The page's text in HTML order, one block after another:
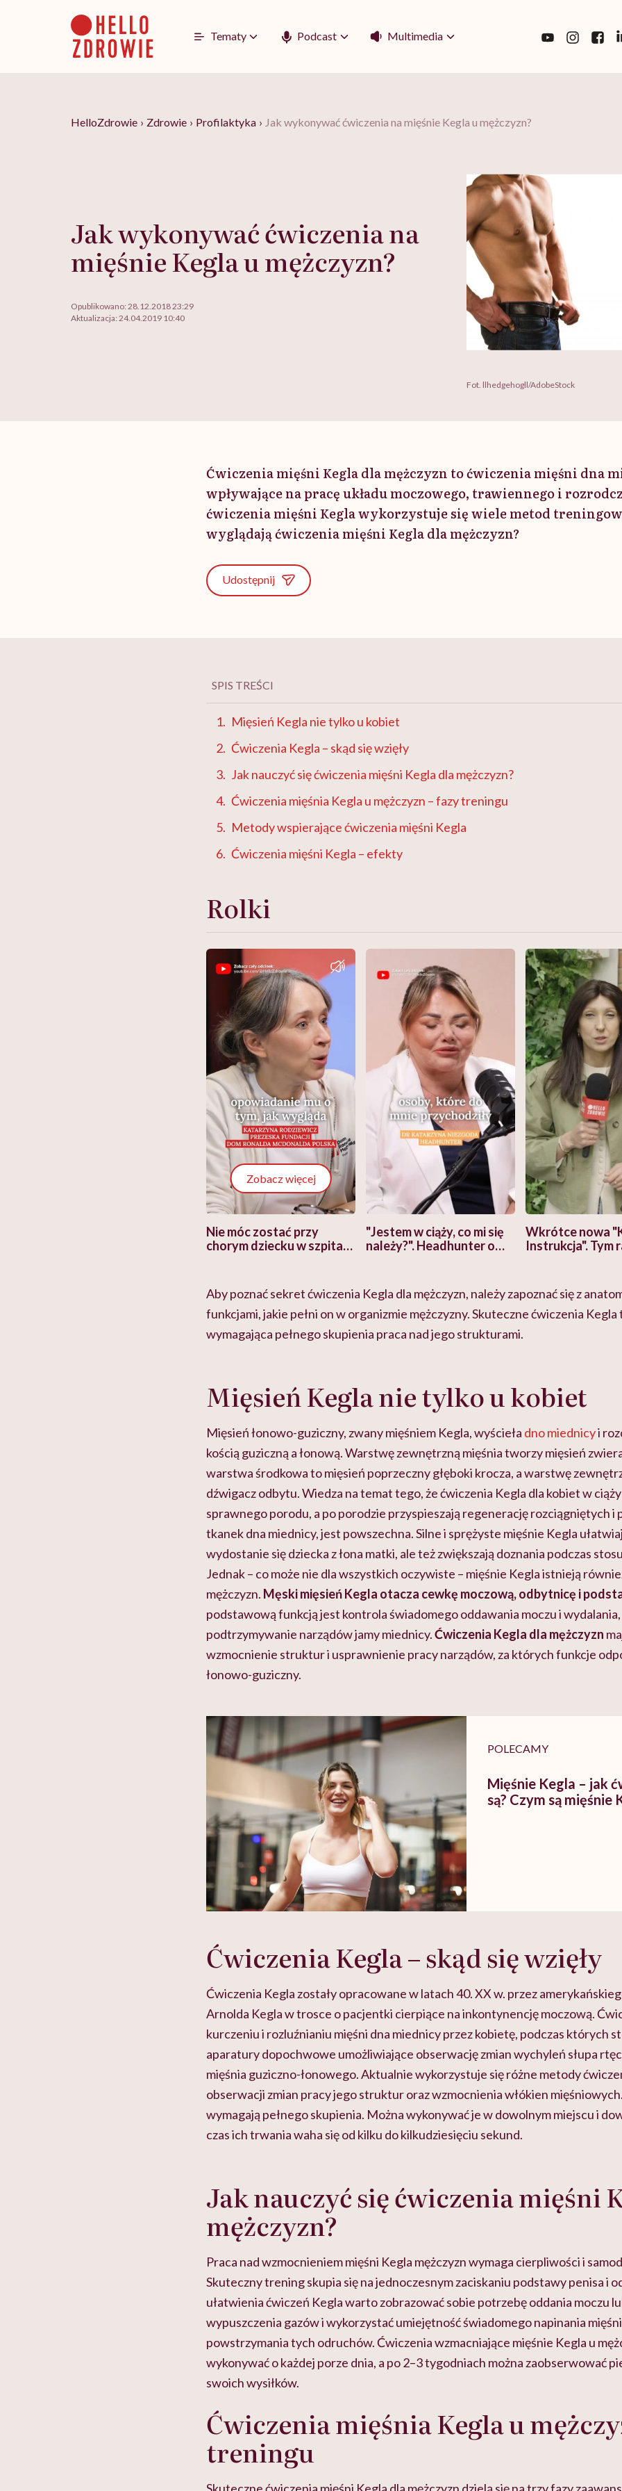
Tematy Podcast Multimedia
HelloZdrowie › Zdrowie › Profilaktyka › Jak wykonywać ćwiczenia na mięśnie Kegla u mężczyzn?
Jak wykonywać ćwiczenia na
mięśnie Kegla u mężczyzn?
Opublikowano: 28.12.2018 23:29
Aktualizacja: 24.04.2019 10:40
Fot. llhedgehogll/AdobeStock
Ćwiczenia mięśni Kegla dla mężczyzn to ćwiczenia mięśni dna
wpływające na pracę układu moczowego, trawiennego i
ćwiczenia mięśni Kegla wykorzystuje się wiele metod
wyglądają ćwiczenia mięśni Kegla dla mężczyzn?
Udostępnij
SPIS TREŚCI
Mięsień Kegla nie tylko u kobiet
Ćwiczenia Kegla – skąd się wzięły
Jak nauczyć się ćwiczenia mięśni Kegla dla mężczyzn?
Ćwiczenia mięśnia Kegla u mężczyzn – fazy treningu
Metody wspierające ćwiczenia mięśni Kegla
Ćwiczenia mięśni Kegla – efekty
Rolki
Zobacz więcej
Nie móc zostać przy
chorym dziecku w szpitalu
głupota i brak wyobraźni"
"Jestem w ciąży, co mi się
należy?". Headhunter o
pracy
Wkrótce nowa
Instrukcja". Tym
ekspercki
Aby poznać sekret ćwiczenia Kegla dla mężczyzn, należy zapoznać się z
funkcjami, jakie pełni on w organizmie mężczyzny. Skuteczne ćwiczenia Kegla
wymagająca pełnego skupienia praca nad jego strukturami.
Mięsień Kegla nie tylko u kobiet
Mięsień łonowo-guziczny, zwany mięśniem Kegla, wyścieła dno miednicyi
kością guziczną a łonową. Warstwę zewnętrzną mięśnia tworzy mięsień
warstwa środkowa to mięsień poprzeczny głęboki krocza, a warstwę
dźwigacz odbytu.Wiedza na temat tego, że ćwiczenia Kegla dla kobiet w
sprawnego porodu, a po porodzie przyspieszają regenerację rozciągniętych i
tkanek dna miednicy, jest powszechna. Silne i sprężyste mięśnie Kegla
wydostanie się dziecka z łona matki, ale też zwiększają doznania podczas
Jednak – co może nie dla wszystkich oczywiste – mięśnie Kegla istnieją
mężczyzn. Męski mięsień Kegla otacza cewkę moczową, odbytnicę i
podstawową funkcją jest kontrola świadomego oddawania moczu i
podtrzymywanie narządów jamy miednicy.Ćwiczenia Kegla dla mężczyzn
wzmocnienie struktur i usprawnienie pracy narządów, za których funkcje
łonowo-guziczny.
POLECAMY
Mięśnie Kegla – jak
są? Czym są mięśnie
Ćwiczenia Kegla – skąd się wzięły
Ćwiczenia Kegla zostały opracowane w latach 40. XX w. przez
Arnolda Kegla w trosce o pacjentki cierpiące na inkontynencję moczową.
kurczeniu i rozluźnianiu mięśni dna miednicy przez kobietę, podczas których
aparatury dopochwowe umożliwiające obserwację zmian wychyleń słupa
mięśnia guziczno-łonowego.Aktualnie wykorzystuje się różne metody
obserwacji zmian pracy jego struktur oraz wzmocnienia włókien mięśniowych.
wymagają pełnego skupienia. Można wykonywać je w dowolnym miejscu i
czas ich trwania waha się od kilku do kilkudziesięciu sekund.
Jak nauczyć się ćwiczenia mięśni
mężczyzn?
Praca nad wzmocnieniem mięśni Kegla mężczyzn wymaga cierpliwości i
Skuteczny trening skupia się na jednoczesnym zaciskaniu podstawy penisa i
ułatwienia ćwiczeń Kegla warto zobrazować sobie potrzebę oddania moczu
wypuszczenia gazów i wykorzystać umiejętność świadomego napinania
powstrzymania tych odruchów.Ćwiczenia wzmacniające mięśnie Kegla u
wykonywać o każdej porze dnia, a po 2–3 tygodniach można zaobserwować
swoich wysiłków.
Ćwiczenia mięśnia Kegla u
treningu